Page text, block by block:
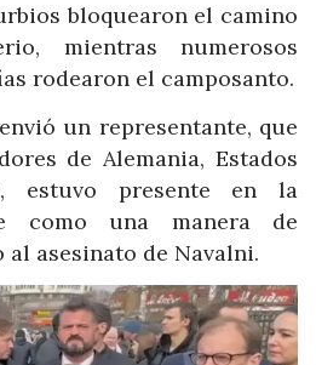
bloquearon el camino
mientras numerosos
rodearon el camposanto.
un representante, que
de Alemania, Estados
estuvo presente en la
como una manera de
asesinato de Navalni.